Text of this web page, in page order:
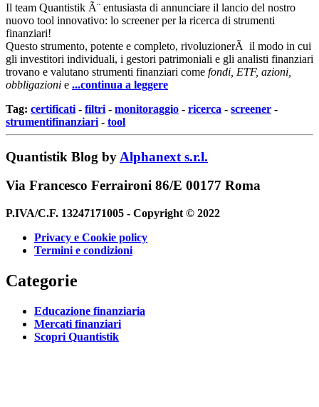
Il team Quantistik Ã¨ entusiasta di annunciare il lancio del nostro
nuovo tool innovativo: lo screener per la ricerca di strumenti
finanziari!
Questo strumento, potente e completo, rivoluzionerÃ il modo in cui
gli investitori individuali, i gestori patrimoniali e gli analisti finanziari
trovano e valutano strumenti finanziari come fondi, ETF, azioni,
obbligazioni e ...continua a leggere
Tag: certificati - filtri - monitoraggio - ricerca - screener -
strumentifinanziari - tool
Quantistik Blog by Alphanext s.r.l.
Via Francesco Ferraironi 86/E 00177 Roma
P.IVA/C.F. 13247171005 - Copyright © 2022
Privacy e Cookie policy
Termini e condizioni
Categorie
Educazione finanziaria
Mercati finanziari
Scopri Quantistik